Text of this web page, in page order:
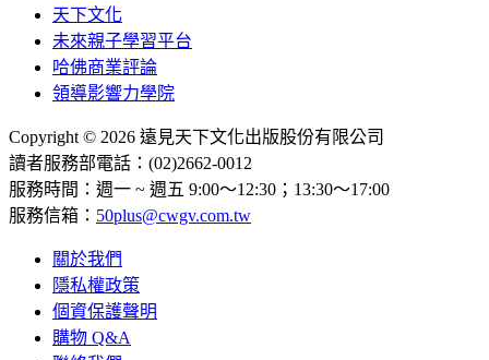
天下文化
未來親子學習平台
哈佛商業評論
領導影響力學院
Copyright © 2026 遠見天下文化出版股份有限公司
讀者服務部電話：(02)2662-0012
服務時間：週一 ~ 週五 9:00～12:30；13:30～17:00
服務信箱： 50plus@cwgv.com.tw
關於我們
隱私權政策
個資保護聲明
購物 Q&A